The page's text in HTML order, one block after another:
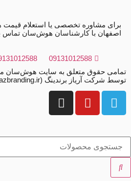
برای مشاوره تخصصی یا استعلام قیمت
اصفهان با کارشناسان هوش‌سان تماس
09131012588
تمامی حقوق متعلق به سایت هوش‌سان
توسط شرکت آریاز برندینگ (ariazbranding.ir)